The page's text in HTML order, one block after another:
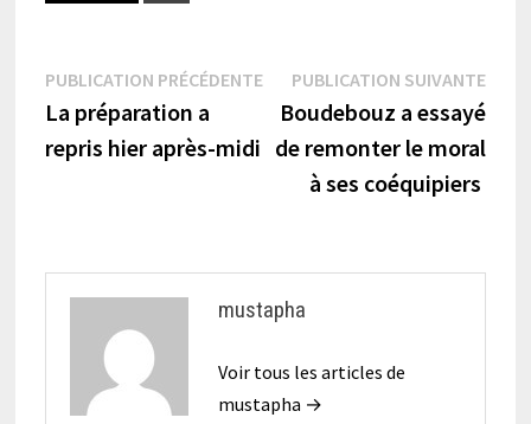
Navigation
de
l’article
PUBLICATION PRÉCÉDENTEPublication
précédente :
La préparation a
repris hier après-midi
PUBLICATION SUIVANTE
Boudebouz a essayé
de remonter le moral
à ses coéquipiers
mustapha
Voir tous les articles de
mustapha →